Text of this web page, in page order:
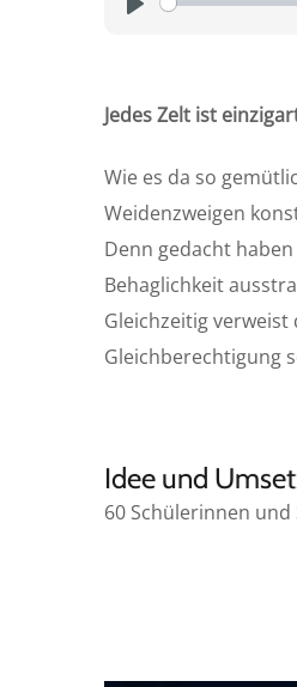
y
Jedes Zelt ist
Wie es da so
Weidenzweigen
Denn gedacht
Behaglichkeit
Gleichzeitig
Gleichberechtigung
Idee und
60 Schülerinnen